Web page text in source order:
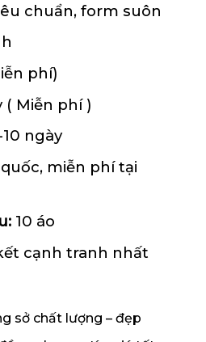
chuẩn, form suôn
phí)
( Miễn phí )
10 ngày
miễn phí tại
10 áo
cạnh tranh nhất
sở chất lượng – đẹp